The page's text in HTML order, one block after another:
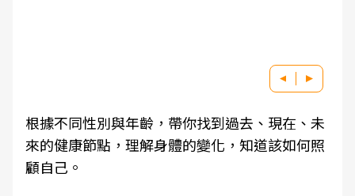
根據不同性別與年齡，帶你找到過去、現在、未
來的健康節點，理解身體的變化，知道該如何照
顧自己。